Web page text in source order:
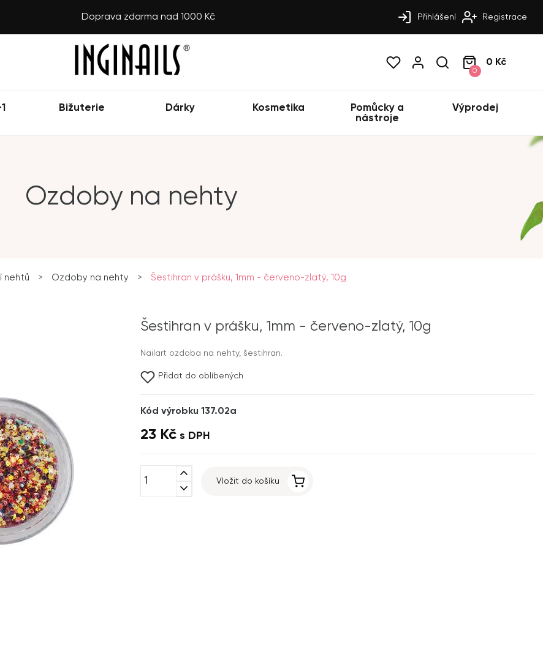
Doprava zdarma nad 1000 Kč Přihlášení Registrace
0
0 Kč
Bižuterie Dárky Kosmetika
Pomůcky a
nástroje
Výprodej
Ozdoby na nehty
nehtů > Ozdoby na nehty > Šestihran v prášku, 1mm - červeno-zlatý, 10g
Šestihran v prášku, 1mm - červeno-zlatý, 10g
Nailart ozdoba na nehty, šestihran.
Přidat do oblíbených
Kód výrobku 137.02a
23 Kč s DPH
expand_less
expand_more
Vložit do košíku